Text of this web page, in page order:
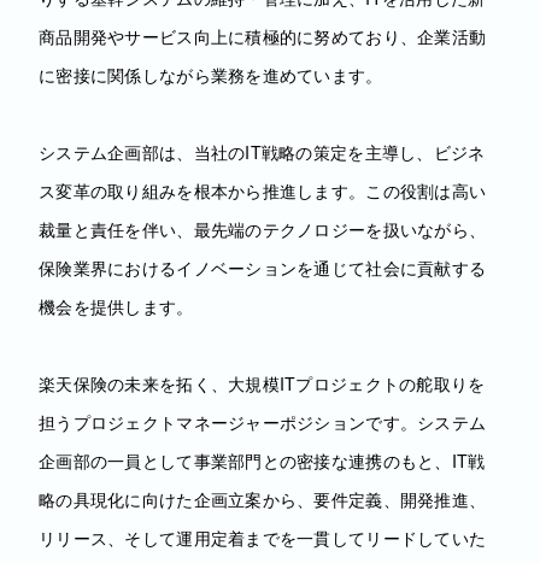
商品開発やサービス向上に積極的に努めており、企業活動
に密接に関係しながら業務を進めています。
システム企画部は、当社のIT戦略の策定を主導し、ビジネ
ス変革の取り組みを根本から推進します。この役割は高い
裁量と責任を伴い、最先端のテクノロジーを扱いながら、
保険業界におけるイノベーションを通じて社会に貢献する
機会を提供します。
楽天保険の未来を拓く、大規模ITプロジェクトの舵取りを
担うプロジェクトマネージャーポジションです。システム
企画部の一員として事業部門との密接な連携のもと、IT戦
略の具現化に向けた企画立案から、要件定義、開発推進、
リリース、そして運用定着までを一貫してリードしていた